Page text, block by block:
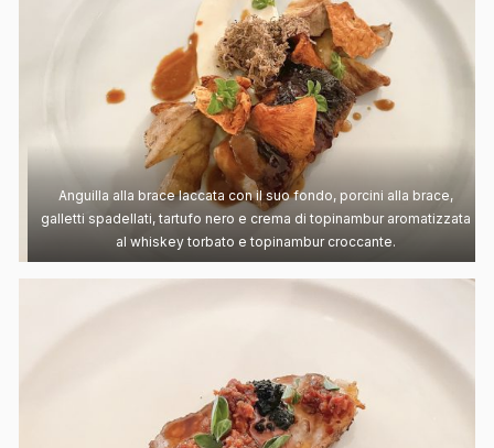
Anguilla alla brace laccata con il suo fondo, porcini alla brace,
galletti spadellati, tartufo nero e crema di topinambur aromatizzata
al whiskey torbato e topinambur croccante.